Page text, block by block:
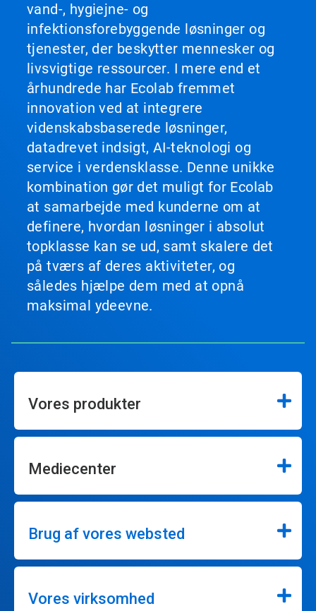
vand-, hygiejne- og
infektionsforebyggende løsninger og
tjenester, der beskytter mennesker og
livsvigtige ressourcer. I mere end et
århundrede har Ecolab fremmet
innovation ved at integrere
videnskabsbaserede løsninger,
datadrevet indsigt, AI-teknologi og
service i verdensklasse. Denne unikke
kombination gør det muligt for Ecolab
at samarbejde med kunderne om at
definere, hvordan løsninger i absolut
topklasse kan se ud, samt skalere det
på tværs af deres aktiviteter, og
således hjælpe dem med at opnå
maksimal ydeevne.
Vores produkter
Mediecenter
Brug af vores websted
Vores virksomhed